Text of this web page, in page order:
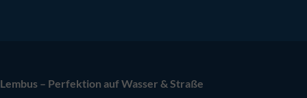
Lembus – Perfektion auf Wasser & Straße